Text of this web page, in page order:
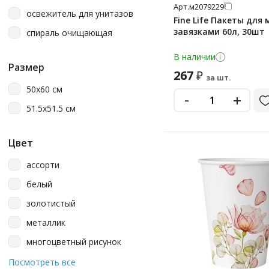
освежитель для унитазов
спираль очищающая
Размер
50х60 см
51.5х51.5 см
Цвет
ассорти
белый
золотистый
металлик
многоцветный рисунок
серебристый
Посмотреть все
Арт.м2079229
Fine Life Пакеты для
завязками 60л, 30шт
В наличии
267₽ за шт.
- +